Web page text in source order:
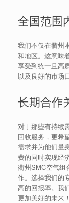
全国范围
我们不仅在衢州
和地区。这意味
享受到统一且高
以及良好的市场口
长期合作
对于那些有持续
回收服务，更希
需求并为他们量
费的同时实现经
衢州SMC空气组
作。选择我们的
高的回报率。我
更加美好的未来！